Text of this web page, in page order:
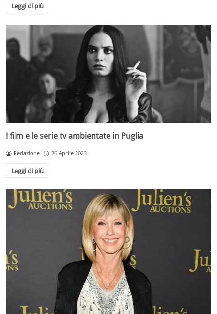
Leggi di più
I film e le serie tv ambientate in Puglia
Redazione 26 Aprile 2023
Leggi di più